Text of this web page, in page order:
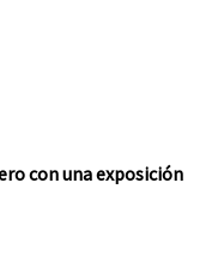
con una exposición